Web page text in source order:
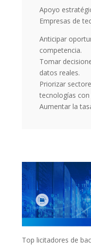
Apoyo
Empresas de
Anticipar
competencia.
Tomar
datos reales.
Priorizar
tecnologías
Aumentar la
Top licitadores de